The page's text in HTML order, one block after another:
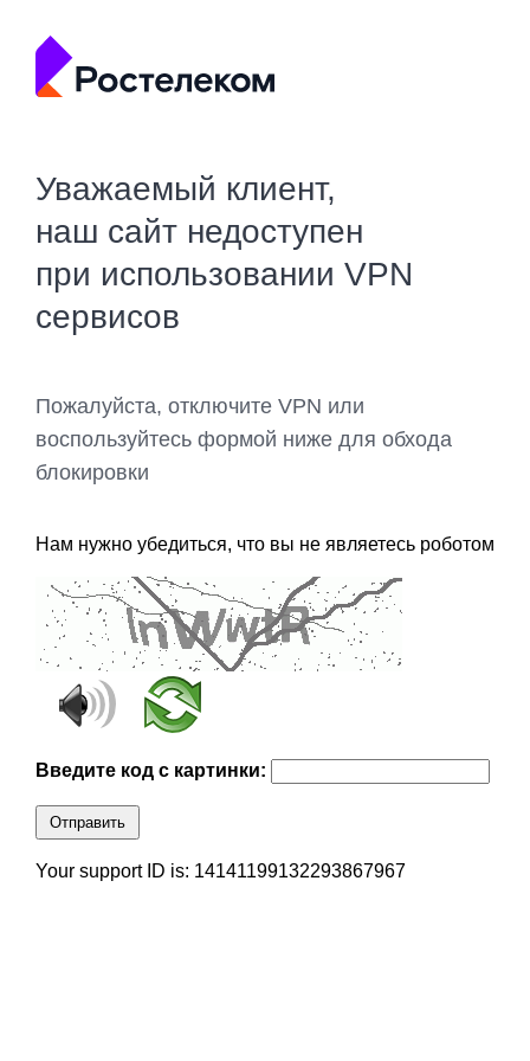
Уважаемый клиент,
наш сайт недоступен
при использовании VPN
сервисов
Пожалуйста, отключите VPN или
воспользуйтесь формой ниже для обхода
блокировки
Нам нужно убедиться, что вы не являетесь роботом
Введите код с картинки:
Отправить
Your support ID is: 14141199132293867967